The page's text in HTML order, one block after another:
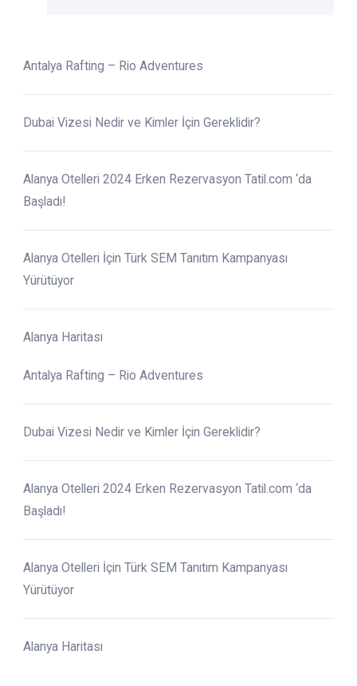
Antalya Rafting – Rio Adventures
Dubai Vizesi Nedir ve Kimler İçin Gereklidir?
Alanya Otelleri 2024 Erken Rezervasyon Tatil.com ‘da
Başladı!
Alanya Otelleri İçin Türk SEM Tanıtım Kampanyası
Yürütüyor
Alanya Haritası
Antalya Rafting – Rio Adventures
Dubai Vizesi Nedir ve Kimler İçin Gereklidir?
Alanya Otelleri 2024 Erken Rezervasyon Tatil.com ‘da
Başladı!
Alanya Otelleri İçin Türk SEM Tanıtım Kampanyası
Yürütüyor
Alanya Haritası